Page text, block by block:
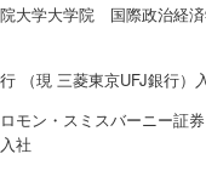
大学大学院 国際政治経
（現 三菱東京UFJ銀行）
モン・スミスバーニー証
社